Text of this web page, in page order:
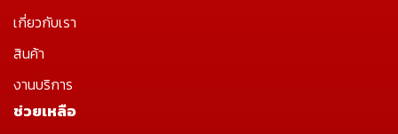
เกี่ยวกับเรา
สินค้า
งานบริการ
ช่วยเหลือ